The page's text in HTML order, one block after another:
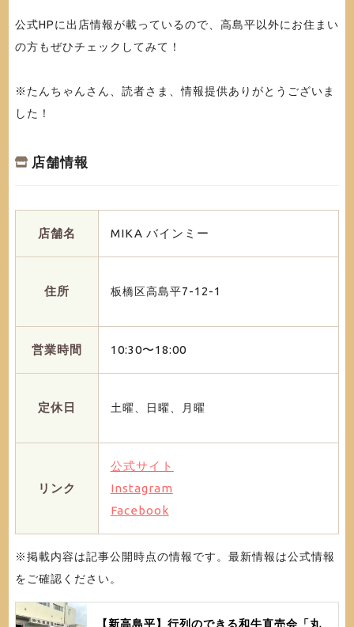
公式HPに出店情報が載っているので、高島平以外にお住まい
の方もぜひチェックしてみて！
※たんちゃんさん、読者さま、情報提供ありがとうございま
した！
店舗情報
店舗名 MIKA バインミー
住所 板橋区高島平7-12-1
営業時間 10:30〜18:00
定休日 土曜、日曜、月曜
リンク
公式サイト
Instagram
Facebook
※掲載内容は記事公開時点の情報です。最新情報は公式情報
をご確認ください。
【新高島平】行列のできる和牛直売会「丸